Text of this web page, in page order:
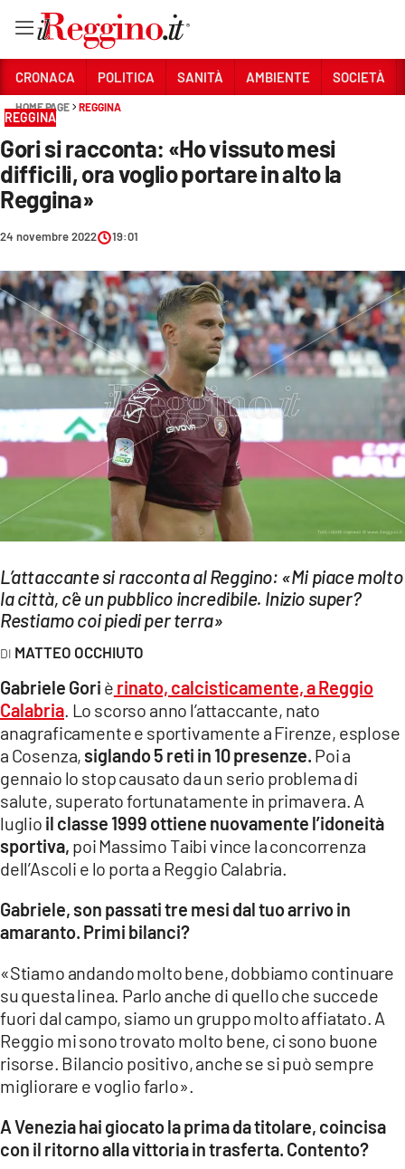
Sezioni
CRONACA
POLITICA
SANITÀ
AMBIENTE
SOCIETÀ
CULTURA
ECONOMIA E LAVORO
EVENTI
Streaming
LAC NETWORK
LAC ONAIR
LaC
Network
LACPLAY.IT
LACTV.IT
LACONAIR.IT
LACITYMAG.IT
ILREGGINO.IT
COSENZACHANNEL.IT
CATANZAROCHANNEL.IT
LACAPITALENEWS.IT
App
ANDROID
APPLE
CRONACA POLITICA SANITÀ AMBIENTE SOCIETÀ
HOME PAGE REGGINA
REGGINA
Gori si racconta: «Ho vissuto mesi
difficili, ora voglio portare in alto la
Reggina»
24 novembre 2022 19:01
L’attaccante si racconta al Reggino: «Mi piace molto
la città, c’è un pubblico incredibile. Inizio super?
Restiamo coi piedi per terra»
MATTEO OCCHIUTO
Gabriele Gori è rinato, calcisticamente, a Reggio
Calabria . Lo scorso anno l’attaccante, nato
anagraficamente e sportivamente a Firenze, esplose
a Cosenza, siglando 5 reti in 10 presenze. Poi a
gennaio lo stop causato da un serio problema di
salute, superato fortunatamente in primavera. A
luglio il classe 1999 ottiene nuovamente l’idoneità
sportiva, poi Massimo Taibi vince la concorrenza
dell’Ascoli e lo porta a Reggio Calabria.
Gabriele, son passati tre mesi dal tuo arrivo in
amaranto. Primi bilanci?
«Stiamo andando molto bene, dobbiamo continuare
su questa linea. Parlo anche di quello che succede
fuori dal campo, siamo un gruppo molto affiatato. A
Reggio mi sono trovato molto bene, ci sono buone
risorse. Bilancio positivo, anche se si può sempre
migliorare e voglio farlo».
A Venezia hai giocato la prima da titolare, coincisa
con il ritorno alla vittoria in trasferta. Contento?